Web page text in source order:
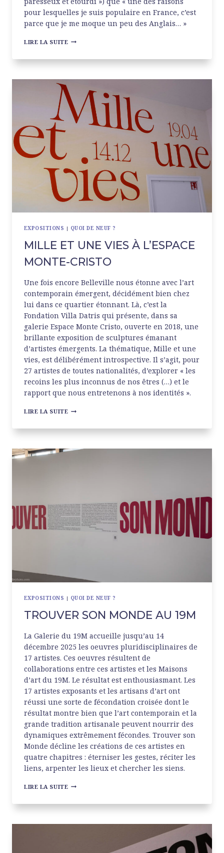
pour lesquelles je suis populaire en France, c’est
parce que je me moque un peu des Anglais… »
LIRE LA SUITE MARTIN
EXPOSITIONS | QUOI DE NEUF ?
MILLE ET UNE VIES À L’ESPACE
MONTE-CRISTO
Une fois encore Belleville nous étonne avec l’art
contemporain émergent, décidément bien chez
lui dans ce quartier étonnant. Là, c’est la
Fondation Villa Datris qui présente, dans sa
galerie Espace Monte Cristo, ouverte en 2018, une
brillante exposition de sculptures émanant
d’artistes émergents. La thématique, Mille et une
vies, est délibérément introspective. Il s’agit, pour
27 artistes de toutes nationalités, d’explorer « les
recoins les plus inconnus de nos êtres (…) et le
rapport que nous entretenons à nos identités ».
LIRE LA SUITE MILLE
UNE
L’ESPACE
EXPOSITIONS | QUOI DE NEUF ?
TROUVER SON MONDE AU 19M
La Galerie du 19M accueille jusqu’au 14
décembre 2025 les oeuvres pluridisciplinaires de
17 artistes. Ces oeuvres résultent de
collaborations entre ces artistes et les Maisons
d’art du 19M. Le résultat est enthousiasmant. Les
17 artistes exposants et les artisans d’art ont
réussi une sorte de fécondation croisée dont le
résultat montre bien que l’art contemporain et la
grande tradition artisanale peuvent nourrir des
dynamiques extrêmement fécondes. Trouver son
Monde décline les créations de ces artistes en
quatre chapitres : éterniser les gestes, réciter les
liens, arpenter les lieux et chercher les siens.
LIRE LA SUITE TROUVER